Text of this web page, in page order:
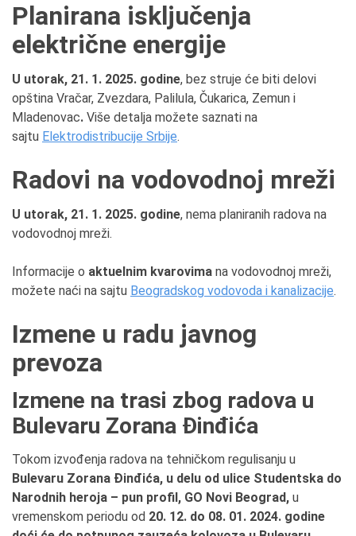
Planirana isključenja
električne energije
U utorak, 21. 1. 2025. godine, bez struje će biti delovi
opština Vračar, Zvezdara, Palilula, Čukarica, Zemun i
Mladenovac. Više detalja možete saznati na
sajtu Elektrodistribucije Srbije.
Radovi na vodovodnoj mreži
U utorak, 21. 1. 2025. godine, nema planiranih radova na
vodovodnoj mreži.
Informacije o aktuelnim kvarovima na vodovodnoj mreži,
možete naći na sajtu Beogradskog vodovoda i kanalizacije.
Izmene u radu javnog
prevoza
Izmene na trasi zbog radova u
Bulevaru Zorana Đinđića
Tokom izvođenja radova na tehničkom regulisanju u
Bulevaru Zorana Đinđića, u delu od ulice Studentska do
Narodnih heroja – pun profil, GO Novi Beograd, u
vremenskom periodu od 20. 12. do 08. 01. 2024. godine